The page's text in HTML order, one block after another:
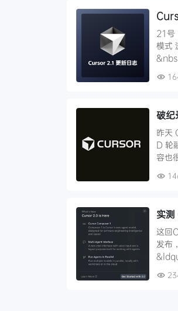
21号
模式
破
昨天
D 轮
容也
实
这回
发布